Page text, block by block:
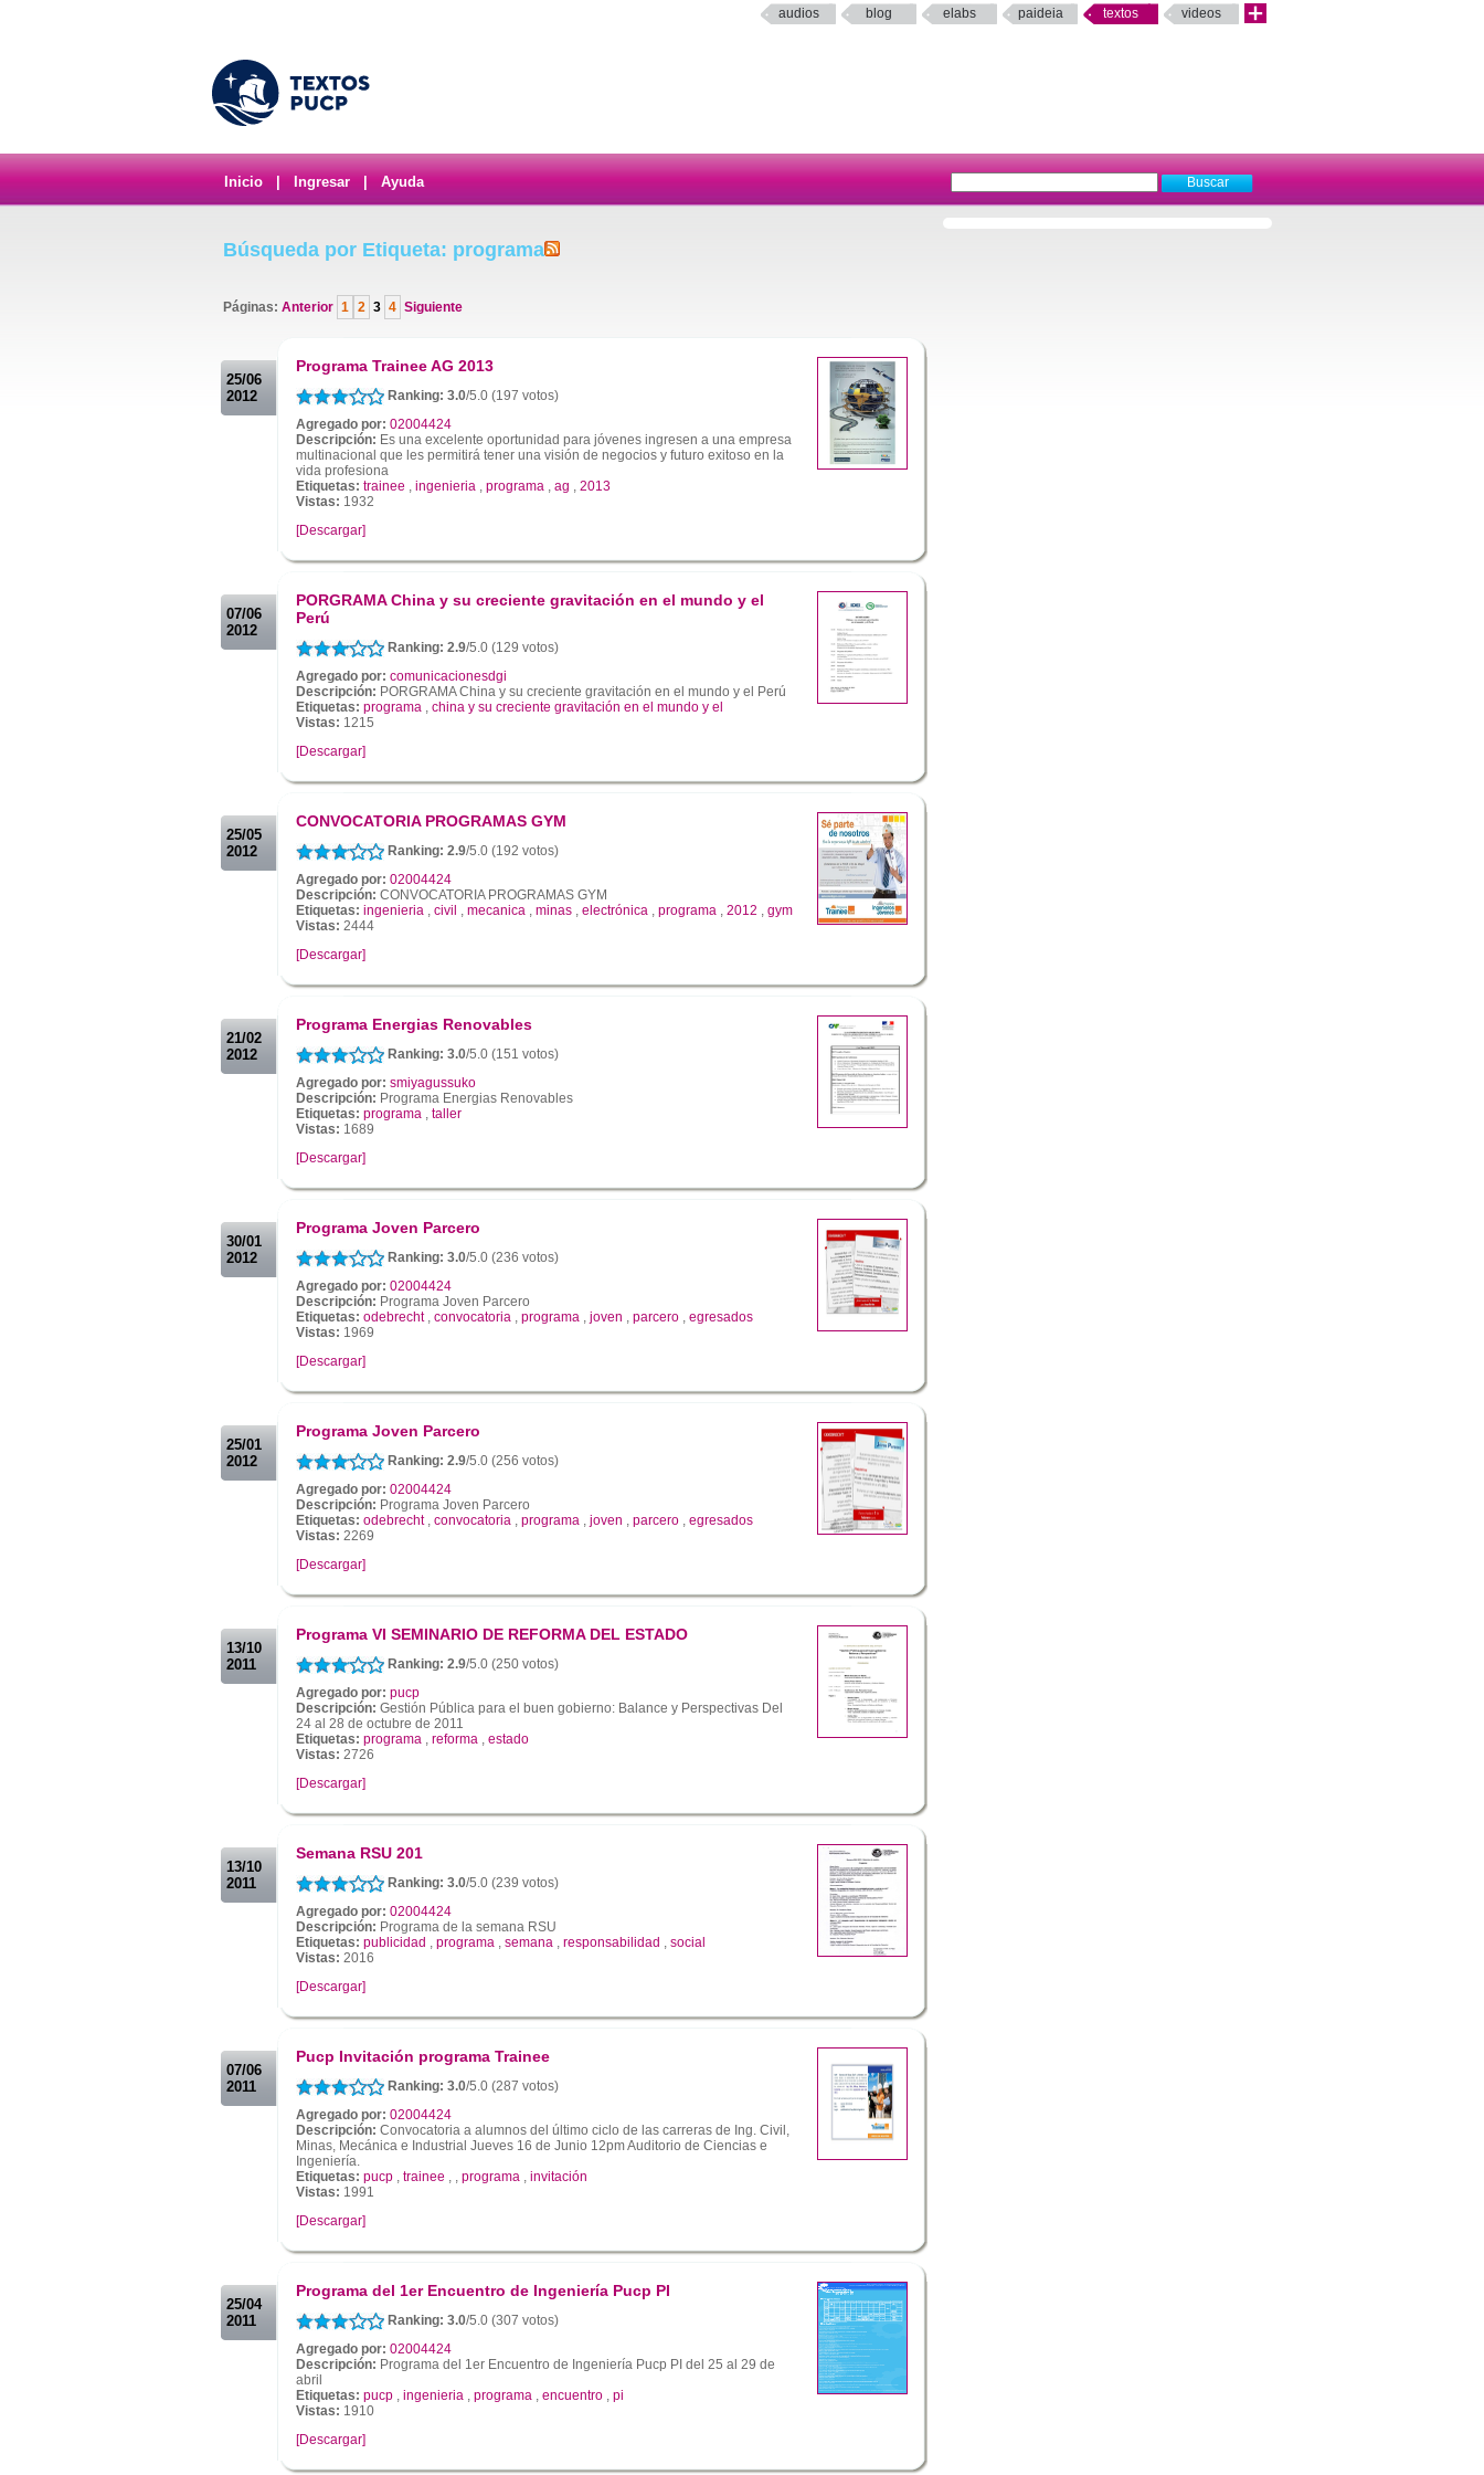
audios blog elabs paideia textos videos
Inicio Ingresar Ayuda
Búsqueda por Etiqueta: programa
Páginas: Anterior 1 2 3 4 Siguiente
25/06
2012
Programa Trainee AG 2013
Ranking: 3.0/5.0 (197 votos)
Agregado por: 02004424
Descripción: Es una excelente oportunidad para jóvenes ingresen a una empresa
multinacional que les permitirá tener una visión de negocios y futuro exitoso en la
vida profesiona
Etiquetas: trainee , ingenieria , programa , ag , 2013
Vistas: 1932
[Descargar]
07/06
2012
PORGRAMA China y su creciente gravitación en el mundo y el
Perú
Ranking: 2.9/5.0 (129 votos)
Agregado por: comunicacionesdgi
Descripción: PORGRAMA China y su creciente gravitación en el mundo y el Perú
Etiquetas: programa , china y su creciente gravitación en el mundo y el
Vistas: 1215
[Descargar]
25/05
2012
CONVOCATORIA PROGRAMAS GYM
Ranking: 2.9/5.0 (192 votos)
Agregado por: 02004424
Descripción: CONVOCATORIA PROGRAMAS GYM
Etiquetas: ingenieria , civil , mecanica , minas , electrónica , programa , 2012 , gym
Vistas: 2444
[Descargar]
21/02
2012
Programa Energias Renovables
Ranking: 3.0/5.0 (151 votos)
Agregado por: smiyagussuko
Descripción: Programa Energias Renovables
Etiquetas: programa , taller
Vistas: 1689
[Descargar]
30/01
2012
Programa Joven Parcero
Ranking: 3.0/5.0 (236 votos)
Agregado por: 02004424
Descripción: Programa Joven Parcero
Etiquetas: odebrecht, convocatoria , programa , joven , parcero , egresados
Vistas: 1969
[Descargar]
25/01
2012
Programa Joven Parcero
Ranking: 2.9/5.0 (256 votos)
Agregado por: 02004424
Descripción: Programa Joven Parcero
Etiquetas: odebrecht, convocatoria , programa , joven , parcero , egresados
Vistas: 2269
[Descargar]
13/10
2011
Programa VI SEMINARIO DE REFORMA DEL ESTADO
Ranking: 2.9/5.0 (250 votos)
Agregado por: pucp
Descripción: Gestión Pública para el buen gobierno: Balance y Perspectivas Del
24 al 28 de octubre de 2011
Etiquetas: programa , reforma , estado
Vistas: 2726
[Descargar]
13/10
2011
Semana RSU 201
Ranking: 3.0/5.0 (239 votos)
Agregado por: 02004424
Descripción: Programa de la semana RSU
Etiquetas: publicidad , programa , semana , responsabilidad , social
Vistas: 2016
[Descargar]
07/06
2011
Pucp Invitación programa Trainee
Ranking: 3.0/5.0 (287 votos)
Agregado por: 02004424
Descripción: Convocatoria a alumnos del último ciclo de las carreras de Ing. Civil,
Minas, Mecánica e Industrial Jueves 16 de Junio 12pm Auditorio de Ciencias e
Ingeniería.
Etiquetas: pucp , trainee , , programa , invitación
Vistas: 1991
[Descargar]
25/04
2011
Programa del 1er Encuentro de Ingeniería Pucp PI
Ranking: 3.0/5.0 (307 votos)
Agregado por: 02004424
Descripción: Programa del 1er Encuentro de Ingeniería Pucp PI del 25 al 29 de
abril
Etiquetas: pucp , ingenieria , programa , encuentro , pi
Vistas: 1910
[Descargar]